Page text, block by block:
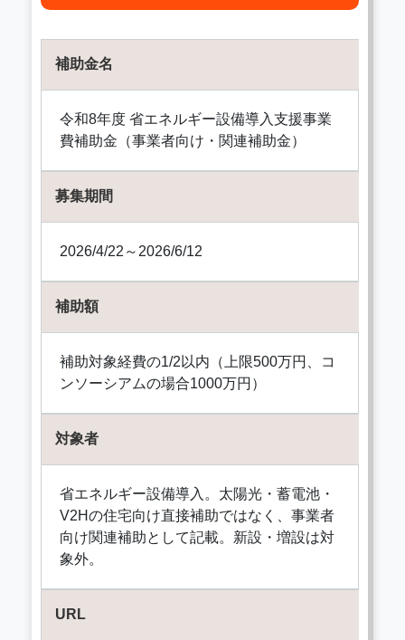
補助金名
令和8年度 省エネルギー設備導入支援事業
費補助金（事業者向け・関連補助金）
募集期間
2026/4/22～2026/6/12
補助額
補助対象経費の1/2以内（上限500万円、コ
ンソーシアムの場合1000万円）
対象者
省エネルギー設備導入。太陽光・蓄電池・
V2Hの住宅向け直接補助ではなく、事業者
向け関連補助として記載。新設・増設は対
象外。
URL